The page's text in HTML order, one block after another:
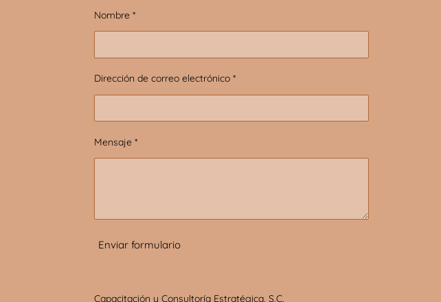
Nombre *
Dirección de correo electrónico *
Mensaje *
Enviar formulario
Capacitación y Consultoría Estratégica, S.C.